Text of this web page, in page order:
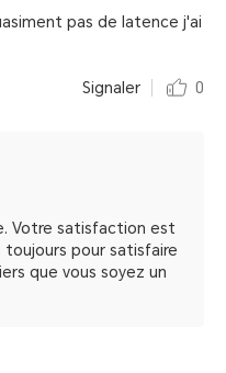
pas de latence j'ai
Signaler 0
Votre satisfaction est
pour satisfaire
que vous soyez un